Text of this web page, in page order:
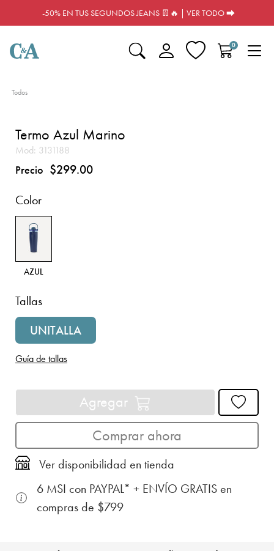
-50% EN TUS SEGUNDOS JEANS 👖🔥 | VER TODO ⮕
0
Todos
Termo Azul Marino
Mod: 3131188
Precio $299.00
Color
AZUL
Tallas
UNITALLA
Guía de tallas
Agregar
Comprar ahora
Ver disponibilidad en tienda
6 MSI con PAYPAL* + ENVÍO GRATIS en
compras de $799